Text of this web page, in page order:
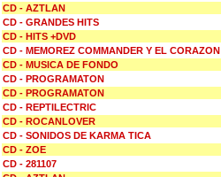
CD - AZTLAN
CD - GRANDES HITS
CD - HITS +DVD
CD - MEMOREZ COMMANDER Y EL CORAZON
CD - MUSICA DE FONDO
CD - PROGRAMATON
CD - PROGRAMATON
CD - REPTILECTRIC
CD - ROCANLOVER
CD - SONIDOS DE KARMA TICA
CD - ZOE
CD - 281107